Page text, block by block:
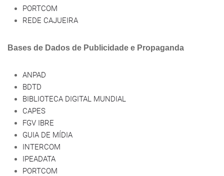
PORTCOM
REDE CAJUEIRA
Bases de Dados de Publicidade e Propaganda
ANPAD
BDTD
BIBLIOTECA DIGITAL MUNDIAL
CAPES
FGV IBRE
GUIA DE MÍDIA
INTERCOM
IPEADATA
PORTCOM